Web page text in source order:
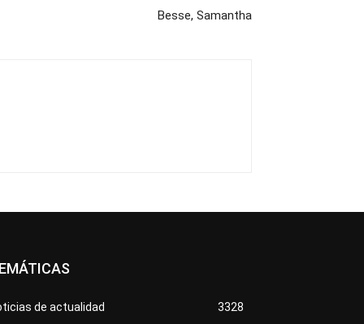
Besse, Samantha
de actualidad
3328